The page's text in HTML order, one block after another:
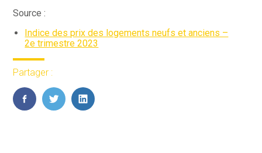
Source :
Indice des prix des logements neufs et anciens –
2e trimestre 2023
Partager :
FaceBook
TwitterLinkedIn